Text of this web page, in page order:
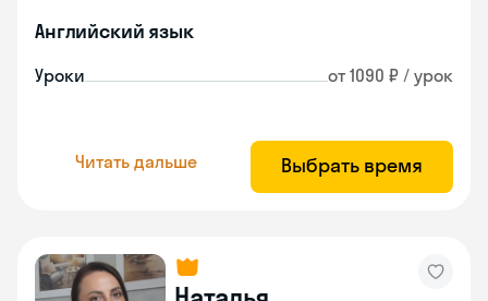
Английский язык
Уроки от 1090 ₽ / урок
Читать дальше Выбрать время